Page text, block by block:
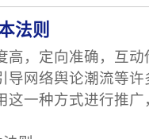
法则
高，定向准确，互
导网络舆论潮流等
这一种方式进行推